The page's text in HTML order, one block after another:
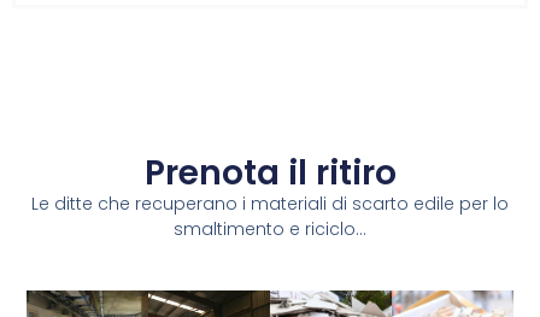
Prenota il ritiro
Le ditte che recuperano i materiali di scarto edile per lo
smaltimento e riciclo...